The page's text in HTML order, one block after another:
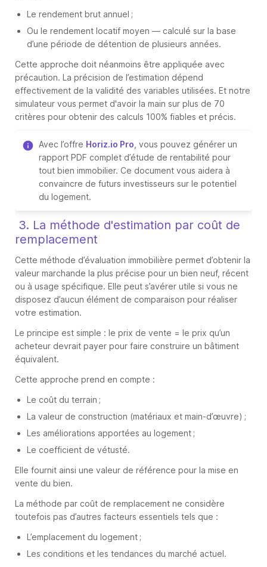
Le rendement brut annuel ;
Ou le rendement locatif moyen — calculé sur la base
d’une période de détention de plusieurs années.
Cette approche doit néanmoins être appliquée avec
précaution. La précision de l’estimation dépend
effectivement de la validité des variables utilisées. Et notre
simulateur vous permet d'avoir la main sur plus de 70
critères pour obtenir des calculs 100% fiables et précis.
Avec l’offre Horiz.io Pro, vous pouvez générer un
rapport PDF complet d’étude de rentabilité pour
tout bien immobilier. Ce document vous aidera à
convaincre de futurs investisseurs sur le potentiel
du logement.
3. La méthode d'estimation par coût de
remplacement
Cette méthode d’évaluation immobilière permet d’obtenir la
valeur marchande la plus précise pour un bien neuf, récent
ou à usage spécifique. Elle peut s’avérer utile si vous ne
disposez d’aucun élément de comparaison pour réaliser
votre estimation.
Le principe est simple : le prix de vente = le prix qu’un
acheteur devrait payer pour faire construire un bâtiment
équivalent.
Cette approche prend en compte :
Le coût du terrain ;
La valeur de construction (matériaux et main-d’œuvre) ;
Les améliorations apportées au logement ;
Le coefficient de vétusté.
Elle fournit ainsi une valeur de référence pour la mise en
vente du bien.
La méthode par coût de remplacement ne considère
toutefois pas d’autres facteurs essentiels tels que :
L’emplacement du logement ;
Les conditions et les tendances du marché actuel.